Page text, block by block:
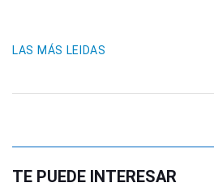
LAS MÁS LEIDAS
TE PUEDE INTERESAR